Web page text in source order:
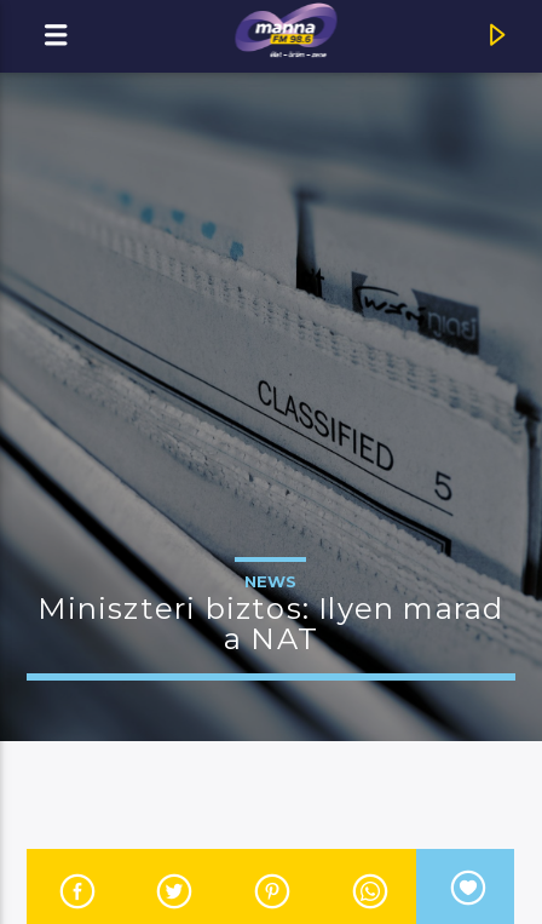
MOST ADÁSBAN
MannaFM
Temesi Berci : Soul is the flavour
JELENLEGI MŰSOR
MAGYAR ZENEI ÓRA
NEWS
Miniszteri biztos: Ilyen marad
a NAT